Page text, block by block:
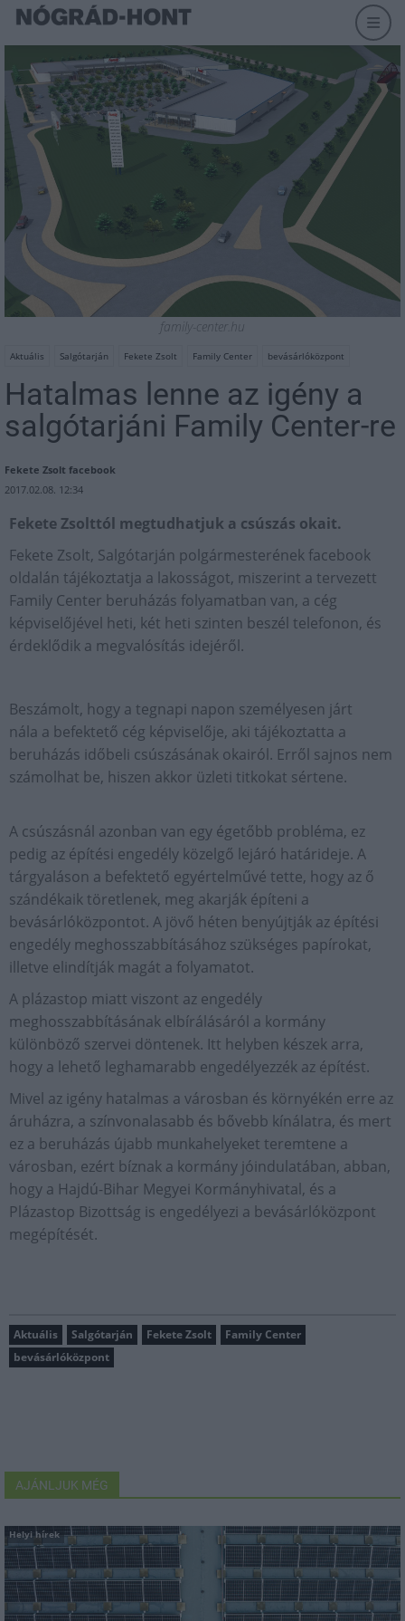
family-center.hu
Aktuális Salgótarján Fekete Zsolt Family Center bevásárlóközpont
Hatalmas lenne az igény a
salgótarjáni Family Center-re
Fekete Zsolt facebook
2017.02.08. 12:34
Fekete Zsolttól megtudhatjuk a csúszás okait.
Fekete Zsolt, Salgótarján polgármesterének facebook
oldalán tájékoztatja a lakosságot, miszerint a tervezett
Family Center beruházás folyamatban van, a cég
képviselőjével heti, két heti szinten beszél telefonon, és
érdeklődik a megvalósítás idejéről.
Beszámolt, hogy a tegnapi napon személyesen járt
nála a befektető cég képviselője, aki tájékoztatta a
beruházás időbeli csúszásának okairól. Erről sajnos nem
számolhat be, hiszen akkor üzleti titkokat sértene.
A csúszásnál azonban van egy égetőbb probléma, ez
pedig az építési engedély közelgő lejáró határideje. A
tárgyaláson a befektető egyértelművé tette, hogy az ő
szándékaik töretlenek, meg akarják építeni a
bevásárlóközpontot. A jövő héten benyújtják az építési
engedély meghosszabbításához szükséges papírokat,
illetve elindítják magát a folyamatot.
A plázastop miatt viszont az engedély
meghosszabbításának elbírálásáról a kormány
különböző szervei döntenek. Itt helyben készek arra,
hogy a lehető leghamarabb engedélyezzék az építést.
Mivel az igény hatalmas a városban és környékén erre az
áruházra, a színvonalasabb és bővebb kínálatra, és mert
ez a beruházás újabb munkahelyeket teremtene a
városban, ezért bíznak a kormány jóindulatában, abban,
hogy a Hajdú-Bihar Megyei Kormányhivatal, és a
Plázastop Bizottság is engedélyezi a bevásárlóközpont
megépítését.
Aktuális Salgótarján Fekete Zsolt
Family Center
bevásárlóközpont
AJÁNLJUK MÉG
Helyi hírek